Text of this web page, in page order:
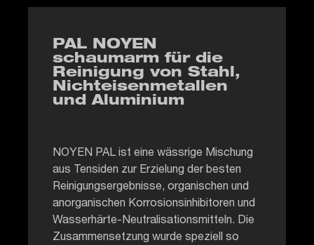
PAL NOYEN
schaumarm für die
Reinigung von Stahl,
Nichteisenmetallen
und Aluminium
NOYEN PAL ist eine wässrige Mischung
aus Tensiden zur Erzielung der besten
Reinigungsergebnisse, organischen und
anorganischen Korrosionsinhibitoren und
Wasserhärte-Neutralisationsmitteln. Die
Zusammensetzung wurde speziell so